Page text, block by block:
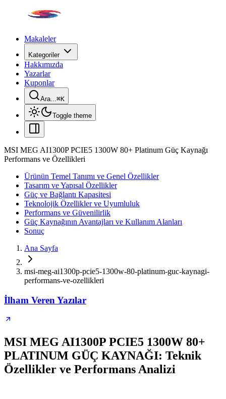
Makaleler
Kategoriler
Hakkımızda
Yazarlar
Kuponlar
Ara...⌘K
Toggle theme
MSI MEG AI1300P PCIE5 1300W 80+ Platinum Güç Kaynağı
Performans ve Özellikleri
Ürünün Temel Tanımı ve Genel Özellikler
Tasarım ve Yapısal Özellikler
Güç ve Bağlantı Kapasitesi
Teknolojik Özellikler ve Uyumluluk
Performans ve Güvenilirlik
Güç Kaynağının Avantajları ve Kullanım Alanları
Sonuç
Ana Sayfa
msi-meg-ai1300p-pcie5-1300w-80-platinum-guc-kaynagi-
performans-ve-ozellikleri
İlham Veren Yazılar
MSI MEG AI1300P PCIE5 1300W 80+
PLATINUM GÜÇ KAYNAĞI: Teknik
Özellikler ve Performans Analizi